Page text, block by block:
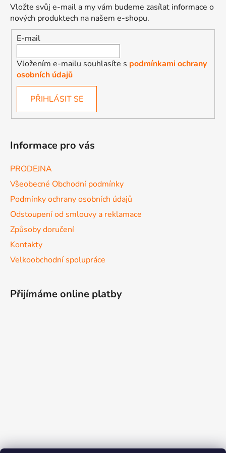
Vložte svůj e-mail a my vám budeme zasílat informace o
nových produktech na našem e-shopu.
E-mail
Vložením e-mailu souhlasíte s podmínkami ochrany
osobních údajů
PŘIHLÁSIT SE
Informace pro vás
PRODEJNA
Všeobecné Obchodní podmínky
Podmínky ochrany osobních údajů
Odstoupení od smlouvy a reklamace
Způsoby doručení
Kontakty
Velkoobchodní spolupráce
Přijímáme online platby